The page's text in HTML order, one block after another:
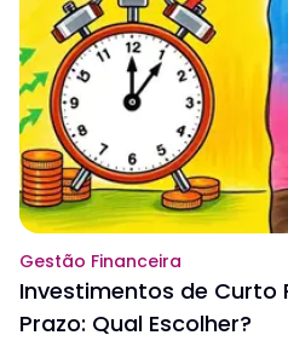
Gestão Financeira
Investimentos de Curto
Prazo: Qual Escolher?